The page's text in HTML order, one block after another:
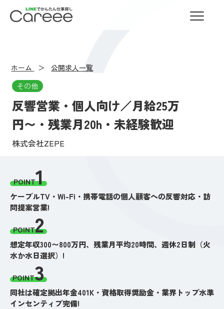
LINEでかんたん仕事探し Careee
ホーム
公開求人一覧
その他
反響営業・個人向け／月給25万
円〜・残業月20h・未経験歓迎
株式会社ZEPE
POINT1
ケーブルTV・Wi-Fi・携帯電話の個人顧客への反響対応・訪
問提案営業!
POINT2
想定年収300〜800万円、残業月平均20時間、週休2日制（火
水か水日選択）!
POINT3
同社は確定拠出年金401K・資格取得奨励金・業界トップ水準
インセンティブ完備!